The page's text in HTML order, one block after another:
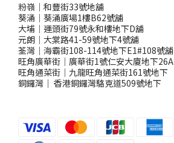
粉嶺｜和豐街33號地舖
葵涌｜葵涌廣場1樓B62號舖
大埔｜運頭街79號永和樓地下D舖
元朗｜大棠路41-59號地下4號舖
荃灣｜海霸街108-114號地下E1#108號舖
旺角廣華街｜廣華街1號仁安大廈地下26A
旺角通菜街｜九龍旺角通菜街161號地下
銅鑼灣 ｜ 香港銅鑼灣駱克道509號地下